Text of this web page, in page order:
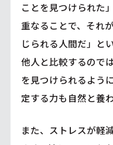
ことを見つけられた
重なることで、それ
じられる人間だ」と
他人と比較するので
を見つけられるよう
定する力も自然と養わ
また、ストレスが軽